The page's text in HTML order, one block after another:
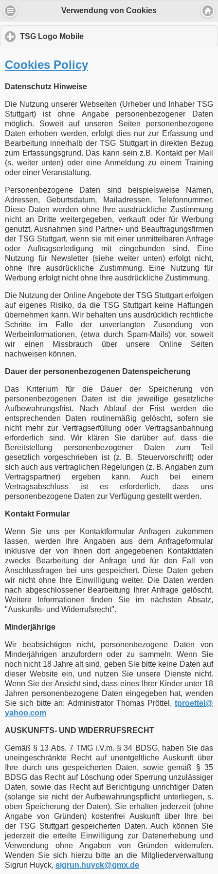
Verwendung von Cookies
TSG Logo Mobile
to
contents
Cookies Policy
Datenschutz Hinweise
Die Nutzung unserer Webseiten (Urheber und Inhaber TSG
Stuttgart) ist ohne Angabe personenbezogener Daten
möglich. Soweit auf unseren Seiten personenbezogene
Daten erhoben werden, erfolgt dies nur zur Erfassung und
Bearbeitung innerhalb der TSG Stuttgart in direkten Bezug
zum Erfassungsgrund. Das kann sein z.B. Kontakt per Mail
(s. weiter unten) oder eine Anmeldung zu einem Training
oder einer Veranstaltung.
Personenbezogene Daten sind beispielsweise Namen,
Adressen, Geburtsdatum, Mailadressen, Telefonnummer.
Diese Daten werden ohne Ihre ausdrückliche Zustimmung
nicht an Dritte weitergegeben, verkauft oder für Werbung
genutzt. Ausnahmen sind Partner- und Beauftragungsfirmen
der TSG Stuttgart, wenn sie mit einer unmittelbaren Anfrage
oder Auftragserledigung mit eingebunden sind. Eine
Nutzung für Newsletter (siehe weiter unten) erfolgt nicht,
ohne Ihre ausdrückliche Zustimmung. Eine Nutzung für
Werbung erfolgt nicht ohne Ihre ausdrückliche Zustimmung.
Die Nutzung der Online Angebote der TSG Stuttgart erfolgen
auf eigenes Risiko, da die TSG Stuttgart keine Haftungen
übernehmen kann. Wir behalten uns ausdrücklich rechtliche
Schritte im Falle der unverlangten Zusendung von
Werbeinformationen, (etwa durch Spam-Mails) vor, soweit
wir einen Missbrauch über unsere Online Seiten
nachweisen können.
Dauer der personenbezogenen Datenspeicherung
Das Kriterium für die Dauer der Speicherung von
personenbezogenen Daten ist die jeweilige gesetzliche
Aufbewahrungsfrist. Nach Ablauf der Frist werden die
entsprechenden Daten routinemäßig gelöscht, sofern sie
nicht mehr zur Vertragserfüllung oder Vertragsanbahnung
erforderlich sind. Wir klären Sie darüber auf, dass die
Bereitstellung personenbezogener Daten zum Teil
gesetzlich vorgeschrieben ist (z. B. Steuervorschrift) oder
sich auch aus vertraglichen Regelungen (z. B. Angaben zum
Vertragspartner) ergeben kann. Auch bei einem
Vertragsabschluss ist es erforderlich, dass uns
personenbezogene Daten zur Verfügung gestellt werden.
Kontakt Formular
Wenn Sie uns per Kontaktformular Anfragen zukommen
lassen, werden Ihre Angaben aus dem Anfrageformular
inklusive der von Ihnen dort angegebenen Kontaktdaten
zwecks Bearbeitung der Anfrage und für den Fall von
Anschlussfragen bei uns gespeichert. Diese Daten geben
wir nicht ohne Ihre Einwilligung weiter. Die Daten werden
nach abgeschlossener Bearbeitung Ihrer Anfrage gelöscht.
Weitere Informationen finden Sie im nächsten Absatz,
"Auskunfts- und Widerrufsrecht".
Minderjährige
Wir beabsichtigen nicht, personenbezogene Daten von
Minderjährigen anzufordern oder zu sammeln. Wenn Sie
noch nicht 18 Jahre alt sind, geben Sie bitte keine Daten auf
dieser Website ein, und nutzen Sie unsere Dienste nicht.
Wenn Sie der Ansicht sind, dass eines Ihrer Kinder unter 18
Jahren personenbezogene Daten eingegeben hat, wenden
Sie sich bitte an: Administrator Thomas Pröttel, tproettel​ @
yahoo.com
AUSKUNFTS- UND WIDERRUFSRECHT
Gemäß § 13 Abs. 7 TMG i.V.m. § 34 BDSG, haben Sie das
uneingeschränkte Recht auf unentgeltliche Auskunft über
Ihre durch uns gespeicherten Daten, sowie gemäß § 35
BDSG das Recht auf Löschung oder Sperrung unzulässiger
Daten, sowie das Recht auf Berichtigung unrichtiger Daten
(solange sie nicht der Aufbewahrungspflicht unterliegen, s.
oben Speicherung der Daten). Sie erhalten jederzeit (ohne
Angabe von Gründen) kostenfrei Auskunft über Ihre bei
der TSG Stuttgart gespeicherten Daten. Auch können Sie
jederzeit die erteilte Einwilligung zur Datenerhebung und
Verwendung ohne Angaben von Gründen widerrufen.
Wenden Sie sich hierzu bitte an die Mitgliederverwaltung
Sigrun Huyck, sigrun.huyck​@​gmx.de